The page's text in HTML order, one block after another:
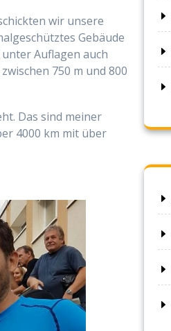
wir unsere
Gebäude
Auflagen auch
750 m und 800
Das sind meiner
4000 km mit über